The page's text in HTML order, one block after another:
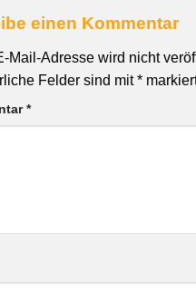
einen Kommentar
Mail-Adresse wird nicht
Felder sind mit*
*